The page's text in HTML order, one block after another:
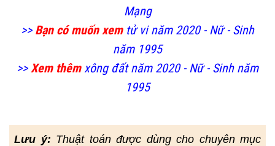
Mạng
>> Bạn có muốn xemtử vi năm 2020 - Nữ - Sinh
năm 1995
>>Xem thêmxông đất năm 2020 - Nữ - Sinh năm
1995
Lưu ý: Thuật toán được dùng cho chuyên mục